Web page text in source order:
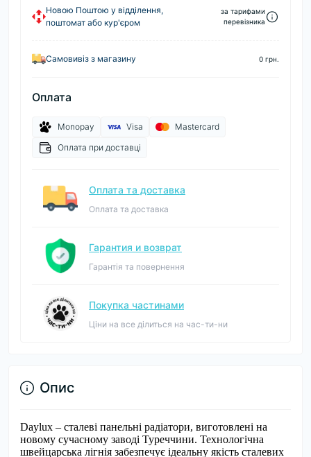
Новою Поштою у відділення,
поштомат або кур'єром
за тарифами
перевізника
Самовивіз з магазину 0 грн.
Оплата
Monopay Visa
Mastercard
Оплата при доставці
Оплата та доставка
Оплата та доставка
Гарантия и возврат
Гарантія та повернення
Покупка частинами
Ціни на все ділиться на час-ти-ни
Опис
Daylux – сталеві панельні радіатори, виготовлені на
новому сучасному заводі Туреччини. Технологічна
швейцарська лігнія забезпечує ідеальну якість сталевих